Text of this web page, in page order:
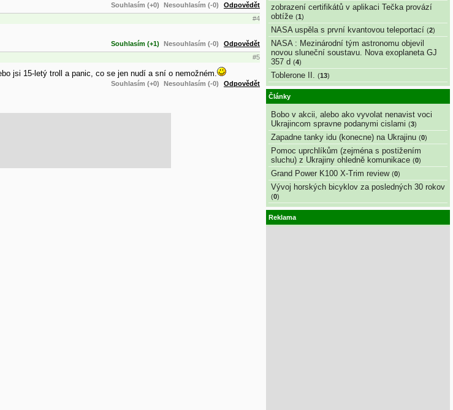
Souhlasím (+0) Nesouhlasím (-0) Odpovědět
#4
Souhlasím (+1) Nesouhlasím (-0) Odpovědět
#5
jsi 15-letý troll a panic, co se jen nudí a sní o nemožném.
Souhlasím (+0) Nesouhlasím (-0) Odpovědět
zobrazení certifikátů v aplikaci Tečka provází
obtíže (1)
NASA uspěla s první kvantovou teleportací (2)
NASA : Mezinárodní tým astronomu objevil
novou sluneční soustavu. Nova exoplaneta GJ
357 d (4)
Toblerone II. (13)
Články
Bobo v akcii, alebo ako vyvolat nenavist voci
Ukrajincom spravne podanymi cislami (3)
Zapadne tanky idu (konecne) na Ukrajinu (0)
Pomoc uprchlíkům (zejména s postižením
sluchu) z Ukrajiny ohledně komunikace (0)
Grand Power K100 X-Trim review (0)
Vývoj horských bicyklov za posledných 30 rokov
(0)
Reklama